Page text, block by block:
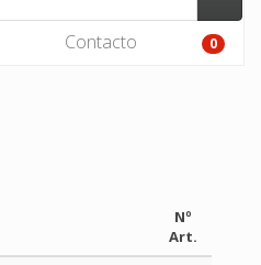
Contacto 0
Nº
Art.